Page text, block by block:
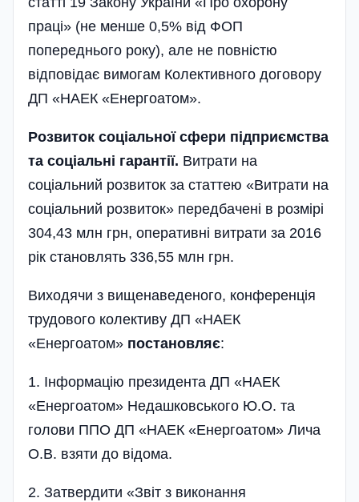
праці» (не менше 0,5% від ФОП
попереднього року), але не повністю
відповідає вимогам Колективного договору
ДП «НАЕК «Енергоатом».
Розвиток соціальної сфери підприємства
та соціальні гарантії. Витрати на
соціальний розвиток за статтею «Витрати на
соціальний розвиток» передбачені в розмірі
304,43 млн грн, оперативні витрати за 2016
рік становлять 336,55 млн грн.
Виходячи з вищенаведеного, конференція
трудового колективу ДП «НАЕК
«Енергоатом» постановляє:
1. Інформацію президента ДП «НАЕК
«Енергоатом» Недашковського Ю.О. та
голови ППО ДП «НАЕК «Енергоатом» Лича
О.В. взяти до відома.
2. Затвердити «Звіт з виконання